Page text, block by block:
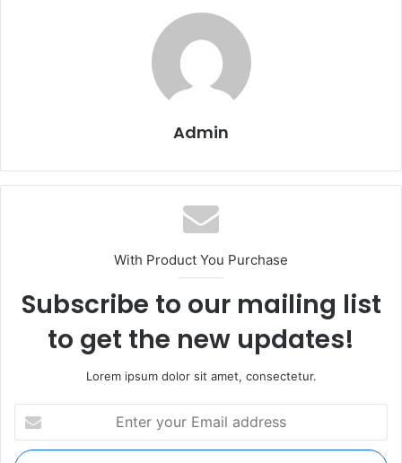
Admin
With Product You Purchase
Subscribe to our mailing list
to get the new updates!
Lorem ipsum dolor sit amet, consectetur.
your
Email